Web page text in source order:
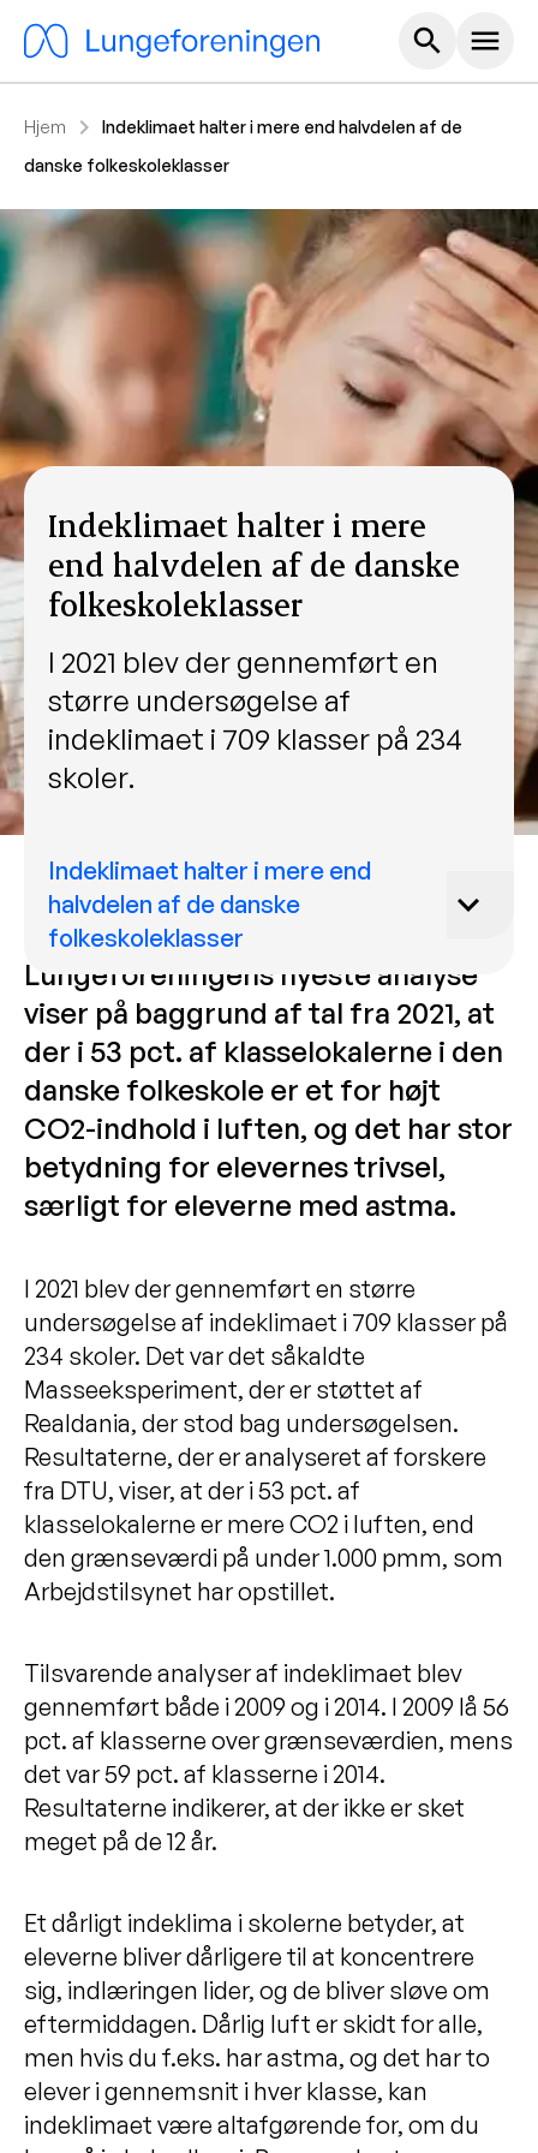
search Hoved
menu
Hjem chevron_right
Indeklimaet halter i mere end halvdelen af de
danske folkeskoleklasser
Indeklimaet halter i mere
end halvdelen af de danske
folkeskoleklasser
I 2021 blev der gennemført en
større undersøgelse af
indeklimaet i 709 klasser på 234
skoler.
Indeklimaet halter i mere end
halvdelen af de danske
folkeskoleklasser
Lungeforeningens nyeste analyse
viser på baggrund af tal fra 2021, at
der i 53 pct. af klasselokalerne i den
danske folkeskole er et for højt
CO2-indhold i luften, og det har stor
betydning for elevernes trivsel,
særligt for eleverne med astma.
I 2021 blev der gennemført en større
undersøgelse af indeklimaet i 709 klasser på
234 skoler. Det var det såkaldte
Masseeksperiment, der er støttet af
Realdania, der stod bag undersøgelsen.
Resultaterne, der er analyseret af forskere
fra DTU, viser, at der i 53 pct. af
klasselokalerne er mere CO2 i luften, end
den grænseværdi på under 1.000 pmm, som
Arbejdstilsynet har opstillet.
Tilsvarende analyser af indeklimaet blev
gennemført både i 2009 og i 2014. I 2009 lå 56
pct. af klasserne over grænseværdien, mens
det var 59 pct. af klasserne i 2014.
Resultaterne indikerer, at der ikke er sket
meget på de 12 år.
Et dårligt indeklima i skolerne betyder, at
eleverne bliver dårligere til at koncentrere
sig, indlæringen lider, og de bliver sløve om
eftermiddagen. Dårlig luft er skidt for alle,
men hvis du f.eks. har astma, og det har to
elever i gennemsnit i hver klasse, kan
indeklimaet være altafgørende for, om du